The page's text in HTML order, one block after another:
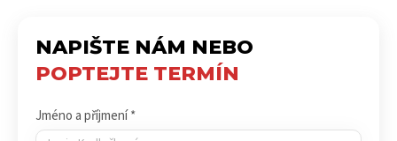
NAPIŠTE NÁM NEBO
POPTEJTE TERMÍN
Jméno a příjmení *